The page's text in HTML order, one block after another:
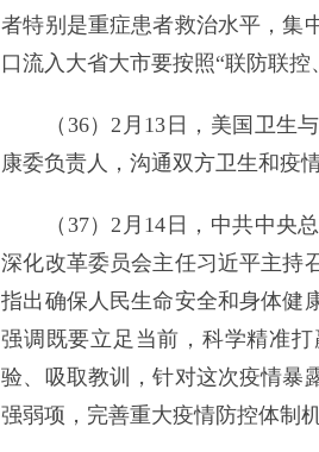
者特别是重症患者救治水平，集
口流入大省大市要按照“联防联
（36）2月13日，美国卫生与
康委负责人，沟通双方卫生和疫
（37）2月14日，中共中央总
深化改革委员会主任习近平主持
指出确保人民生命安全和身体健
强调既要立足当前，科学精准
验、吸取教训，针对这次疫情暴
强弱项，完善重大疫情防控体制